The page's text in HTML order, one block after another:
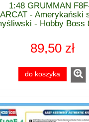
i Guriewicz MiG-21
[ProfiPACK] -
82191
203,10 zł
do koszyka
1:48 GRUMMAN
- Amerykański
- Hobby Boss
89,50 zł
do koszyka